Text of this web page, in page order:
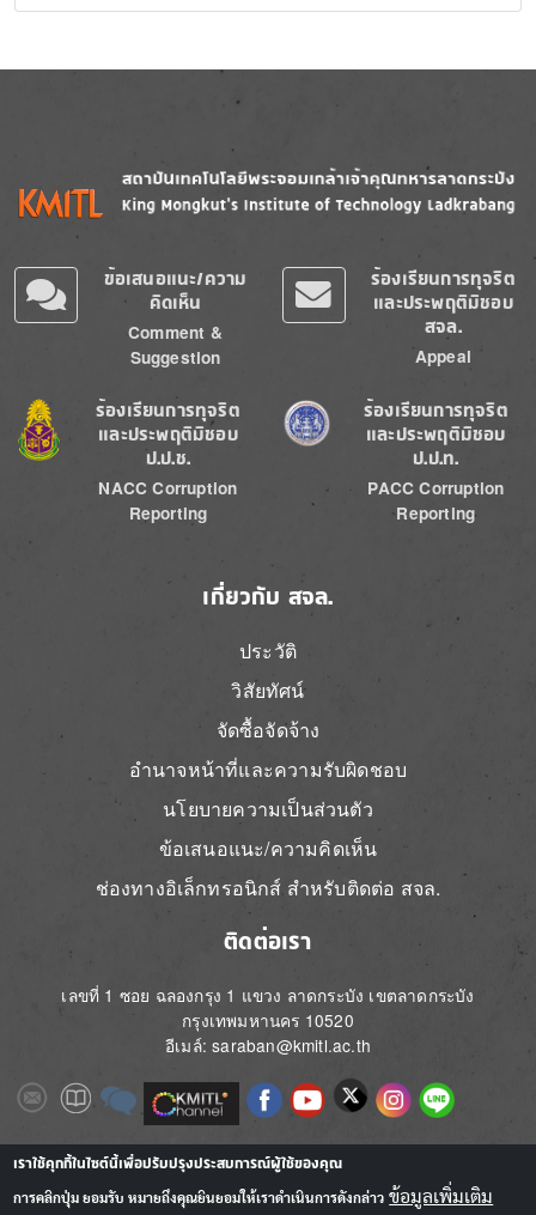
Image
ข้อเสนอแนะ/ความ
คิดเห็น
Comment &
Suggestion
ร้องเรียนการทุจริต
และประพฤติมิชอบ
สจล.
Appeal
Image
ร้องเรียนการทุจริต
และประพฤติมิชอบ
ป.ป.ช.
NACC Corruption
Reporting
Image
ร้องเรียนการทุจริต
และประพฤติมิชอบ
ป.ป.ท.
PACC Corruption
Reporting
เกี่ยวกับ สจล.
ประวัติ
วิสัยทัศน์
จัดซื้อจัดจ้าง
อำนาจหน้าที่และความรับผิดชอบ
นโยบายความเป็นส่วนตัว
ข้อเสนอแนะ/ความคิดเห็น
ช่องทางอิเล็กทรอนิกส์ สำหรับติดต่อ สจล.
ติดต่อเรา
เลขที่ 1 ซอย ฉลองกรุง 1 แขวง ลาดกระบัง เขตลาดกระบัง
กรุงเทพมหานคร 10520
อีเมล์: saraban@kmitl.ac.th
ImageImageImage Image ImageImageImageImageImage
Image Image
เราใช้คุกกี้ในไซต์นี้เพื่อปรับปรุงประสบการณ์ผู้ใช้ของคุณ
การคลิกปุ่ม ยอมรับ หมายถึงคุณยินยอมให้เราดำเนินการดังกล่าว ข้อมูลเพิ่มเติม